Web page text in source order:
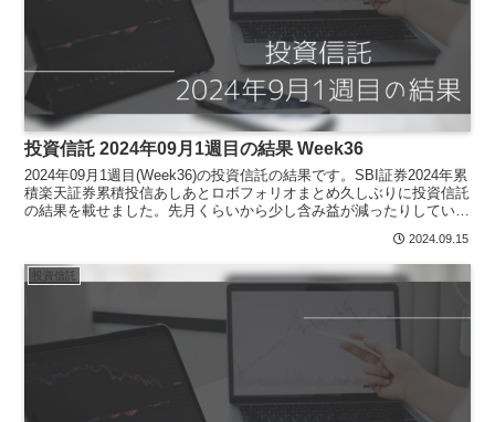
投資信託 2024年09月1週目の結果 Week36
2024年09月1週目(Week36)の投資信託の結果です。SBI証券2024年累
積楽天証券累積投信あしあとロボフォリオまとめ久しぶりに投資信託
の結果を載せました。先月くらいから少し含み益が減ったりしている
2024.09.15
投資信託